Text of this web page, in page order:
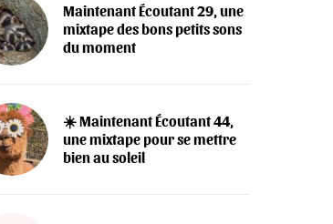
Maintenant Écoutant 29, une
mixtape des bons petits sons
du moment
☀️ Maintenant Écoutant 44,
une mixtape pour se mettre
bien au soleil